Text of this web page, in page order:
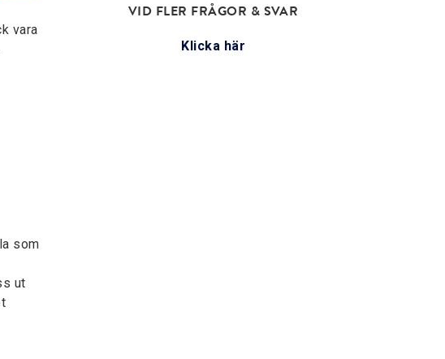
vara
som
ut
VID FLER FRÅGOR & SVAR
Klicka här